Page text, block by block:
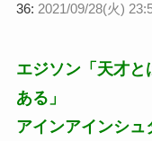
36: 2021/09/28(火)
エジソン「天才
ある」
アインアインシュ